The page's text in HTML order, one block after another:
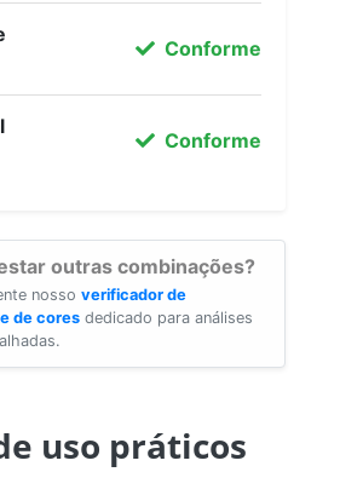
Conforme
Conforme
outras combinações?
nosso verificador de
de cores dedicado para análises
uso práticos